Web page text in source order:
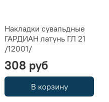
Накладки сувальдные
ГАРДИАН латунь ГЛ 21
/12001/
308 руб
В корзину